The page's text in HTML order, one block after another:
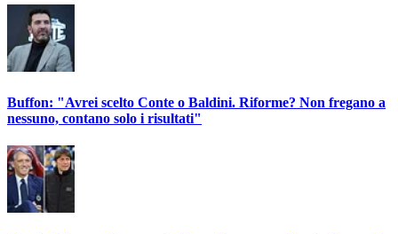
Buffon: "Avrei scelto Conte o Baldini. Riforme? Non fregano a
nessuno, contano solo i risultati"